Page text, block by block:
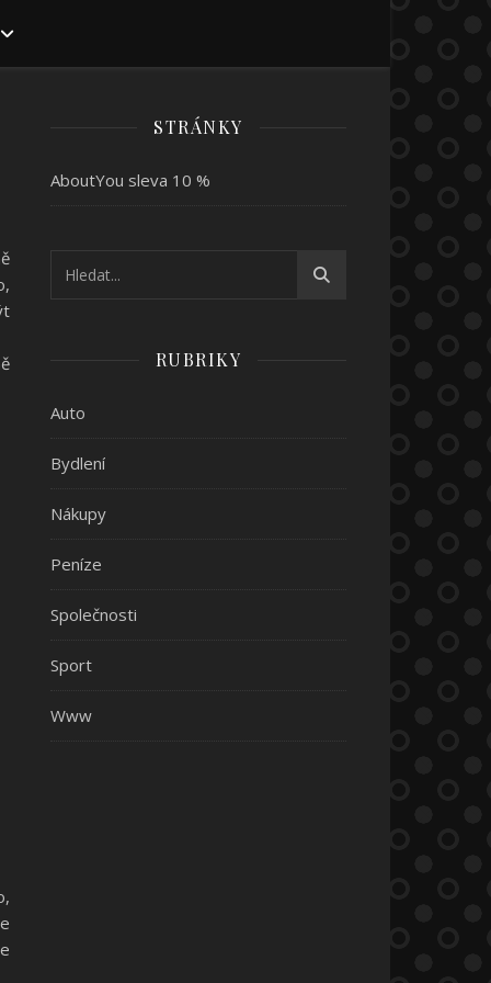
STRÁNKY
AboutYou sleva 10 %
RUBRIKY
Auto
Bydlení
Nákupy
Peníze
Společnosti
Sport
Www